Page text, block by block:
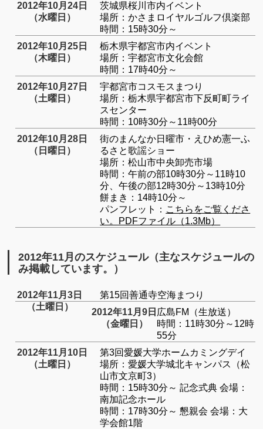
2012年10月24日
（水曜日）
茨城県桜川市内イベント
場所：かさまロイヤルゴルフ倶楽部
時間：15時30分～
2012年10月25日
（木曜日）
栃木県宇都宮市内イベント
場所：宇都宮市文化会館
時間：17時40分～
2012年10月27日
（土曜日）
宇都宮市コスモスまつり
場所：栃木県宇都宮市下反町町ライ
スセンター
時間：10時30分～11時00分
2012年10月28日
（日曜日）
街のまんなか日曜市・えひめ憲一ふ
るさと歌謡ショー
場所：松山市中央卸売市場
時間：午前の部10時30分～11時10
分、午後の部12時30分～13時10分
餅まき：14時10分～
パンフレット： こちらをご覧くださ
い。PDFファイル（1.3Mb）
2012年11月のスケジュール（主なスケジュールの
み掲載しています。）
2012年11月3日
（土曜日）
第15回善通寺空海まつり
2012年11月9日
（金曜日）
広島FM（生放送）
時間：11時30分～12時
55分
2012年11月10日
（土曜日）
第3回愛媛大学ホームカミングデイ
場所：愛媛大学城北キャンパス（松
山市文京町3）
時間：15時30分～ 記念式典 会場：
南加記念ホール
時間：17時30分～ 懇親会 会場：大
学会館1階